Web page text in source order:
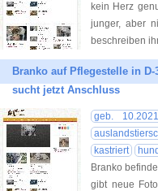
kein Herz
junger, aber
beschreiben
Branko auf Pflegestelle in
sucht jetzt Anschluss
geb. 10.2021
kastriert
Branko
gibt neue